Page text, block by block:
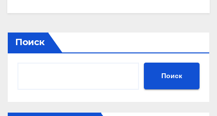
Поиск
Поиск